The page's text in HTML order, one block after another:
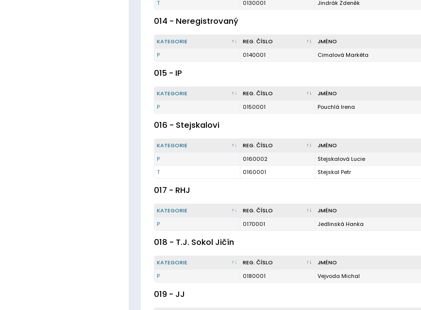
T
0130001 Jindrák Zdeněk
014 - Neregistrovaný
KATEGORIE REG. ČÍSLO JMÉNO
P
0140001 Cimalová Markéta
015 - IP
KATEGORIE REG. ČÍSLO JMÉNO
P
0150001 Pouchlá Irena
016 - Stejskalovi
KATEGORIE REG. ČÍSLO JMÉNO
P
0160002 Stejskalová Lucie
T
0160001 Stejskal Petr
017 - RHJ
KATEGORIE REG. ČÍSLO JMÉNO
P
0170001 Jedlinská Hanka
018 - T.J. Sokol Jičín
KATEGORIE REG. ČÍSLO JMÉNO
P
0180001 Vejvoda Michal
019 - JJ